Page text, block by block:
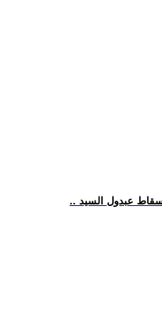
عبدول السيد